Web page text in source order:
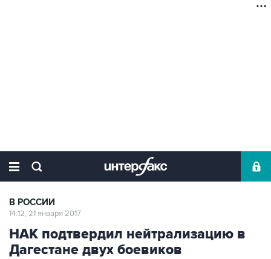
В РОССИИ
14:12, 21 января 2017
НАК подтвердил нейтрализацию в
Дагестане двух боевиков